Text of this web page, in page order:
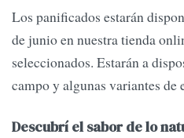
Los panificados estarán
de junio en nuestra tienda
seleccionados. Estarán a
campo y algunas variantes de
Descubrí el sabor de lo